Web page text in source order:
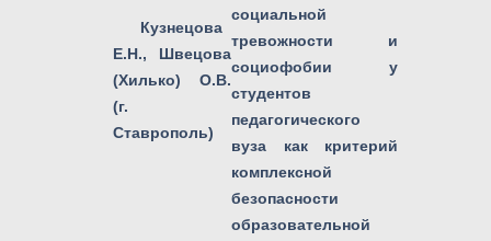
Кузнецова
Е.Н., Швецова
(Хилько) О.В.
(г.
Ставрополь)
социальной
тревожности и
социофобии у
студентов
педагогического
вуза как критерий
комплексной
безопасности
образовательной